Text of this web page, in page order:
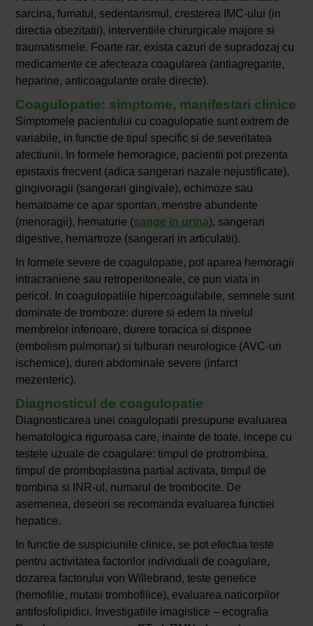
sarcina, fumatul, sedentarismul, cresterea IMC-ului (in
directia obezitatii), interventiile chirurgicale majore si
traumatismele. Foarte rar, exista cazuri de supradozaj cu
medicamente ce afecteaza coagularea (antiagregante,
heparine, anticoagulante orale directe).
Coagulopatie: simptome, manifestari clinice
Simptomele pacientului cu coagulopatie sunt extrem de
variabile, in functie de tipul specific si de severitatea
afectiunii. In formele hemoragice, pacientii pot prezenta
epistaxis frecvent (adica sangerari nazale nejustificate),
gingivoragii (sangerari gingivale), echimoze sau
hematoame ce apar spontan, menstre abundente
(menoragii), hematurie (sange in urina), sangerari
digestive, hemartroze (sangerari in articulatii).
In formele severe de coagulopatie, pot aparea hemoragii
intracraniene sau retroperitoneale, ce pun viata in
pericol. In coagulopatiile hipercoagulabile, semnele sunt
dominate de tromboze: durere si edem la nivelul
membrelor inferioare, durere toracica si dispnee
(embolism pulmonar) si tulburari neurologice (AVC-uri
ischemice), dureri abdominale severe (infarct
mezenteric).
Diagnosticul de coagulopatie
Diagnosticarea unei coagulopatii presupune evaluarea
hematologica riguroasa care, inainte de toate, incepe cu
testele uzuale de coagulare: timpul de protrombina,
timpul de promboplastina partial activata, timpul de
trombina si INR-ul, numarul de trombocite. De
asemenea, deseori se recomanda evaluarea functiei
hepatice.
In functie de suspiciunile clinice, se pot efectua teste
pentru activitatea factorilor individuali de coagulare,
dozarea factorului von Willebrand, teste genetice
(hemofilie, mutatii trombofilice), evaluarea naticorpilor
antifosfolipidici. Investigatiile imagistice – ecografia